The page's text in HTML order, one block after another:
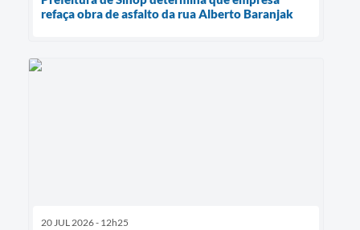
refaça obra de asfalto da rua Alberto Baranjak
20 JUL 2026 - 12h25